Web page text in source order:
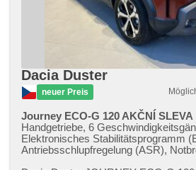
Dacia Duster
neuer Preis
Journey ECO-G 120 AKČNÍ SLEVA
Handgetriebe, 6
Elektronisches Stabilitätsprogramm
Antriebsschlupfregelung (ASR),